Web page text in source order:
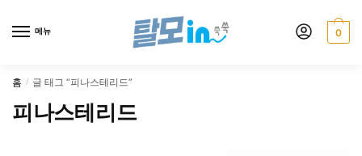
메뉴 0
홈 / 글 태그 “피나스테리드”
피나스테리드